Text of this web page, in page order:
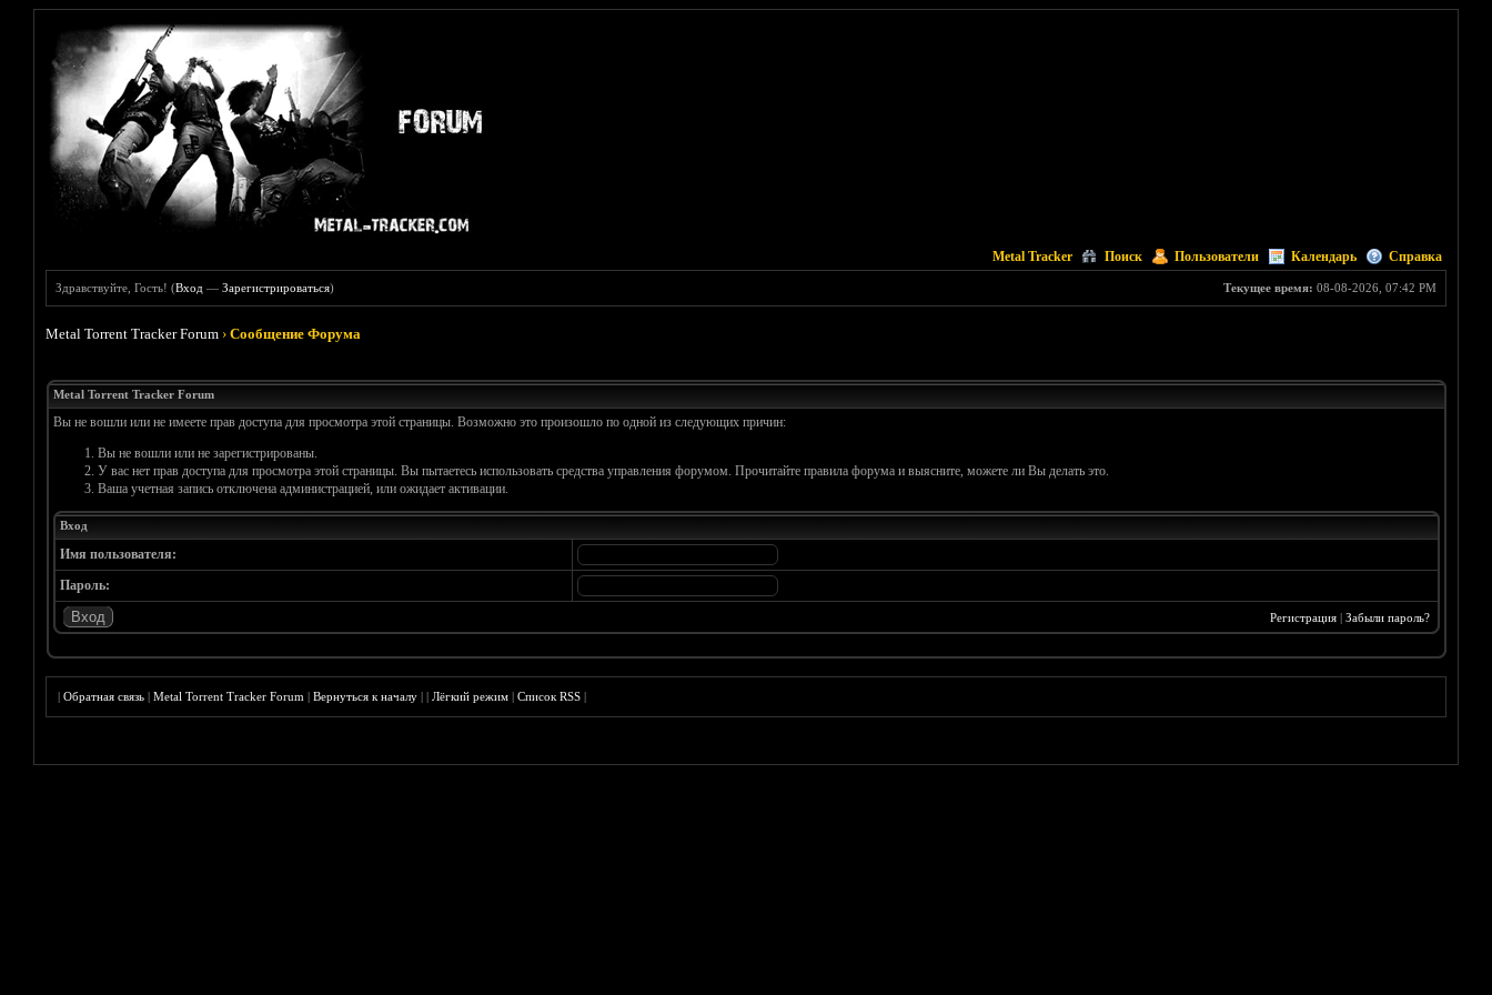
Metal Tracker Поиск Пользователи Календарь Справка
Текущее время: 08-08-2026, 07:42 PM
Здравствуйте, Гость! (Вход —Зарегистрироваться)
Metal Torrent Tracker Forum ›Сообщение Форума
Metal Torrent Tracker Forum
Вы не вошли или не имеете прав доступа для просмотра этой страницы. Возможно это произошло по одной из следующих причин:
Вы не вошли или не зарегистрированы.
У вас нет прав доступа для просмотра этой страницы. Вы пытаетесь использовать средства управления форумом. Прочитайте правила форума и выясните, можете ли Вы делать это.
Ваша учетная запись отключена администрацией, или ожидает активации.
Вход
Имя пользователя:
Пароль:
Регистрация| Забыли пароль?
|Обратная связь |Metal Torrent Tracker Forum |Вернуться к началу ||Лёгкий режим |Список RSS |